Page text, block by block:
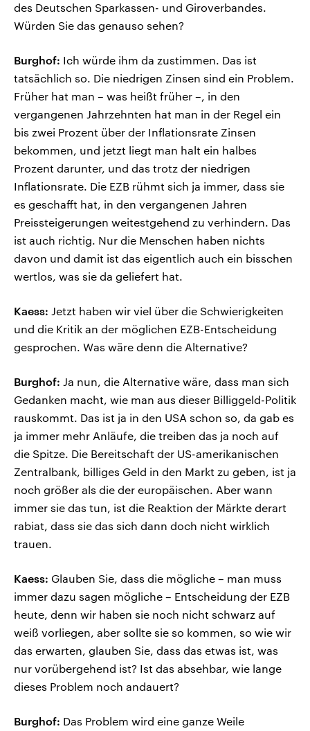
des Deutschen Sparkassen- und Giroverbandes.
Würden Sie das genauso sehen?
Burghof: Ich würde ihm da zustimmen. Das ist
tatsächlich so. Die niedrigen Zinsen sind ein Problem.
Früher hat man – was heißt früher –, in den
vergangenen Jahrzehnten hat man in der Regel ein
bis zwei Prozent über der Inflationsrate Zinsen
bekommen, und jetzt liegt man halt ein halbes
Prozent darunter, und das trotz der niedrigen
Inflationsrate. Die EZB rühmt sich ja immer, dass sie
es geschafft hat, in den vergangenen Jahren
Preissteigerungen weitestgehend zu verhindern. Das
ist auch richtig. Nur die Menschen haben nichts
davon und damit ist das eigentlich auch ein bisschen
wertlos, was sie da geliefert hat.
Kaess: Jetzt haben wir viel über die Schwierigkeiten
und die Kritik an der möglichen EZB-Entscheidung
gesprochen. Was wäre denn die Alternative?
Burghof: Ja nun, die Alternative wäre, dass man sich
Gedanken macht, wie man aus dieser Billiggeld-Politik
rauskommt. Das ist ja in den USA schon so, da gab es
ja immer mehr Anläufe, die treiben das ja noch auf
die Spitze. Die Bereitschaft der US-amerikanischen
Zentralbank, billiges Geld in den Markt zu geben, ist ja
noch größer als die der europäischen. Aber wann
immer sie das tun, ist die Reaktion der Märkte derart
rabiat, dass sie das sich dann doch nicht wirklich
trauen.
Kaess: Glauben Sie, dass die mögliche – man muss
immer dazu sagen mögliche – Entscheidung der EZB
heute, denn wir haben sie noch nicht schwarz auf
weiß vorliegen, aber sollte sie so kommen, so wie wir
das erwarten, glauben Sie, dass das etwas ist, was
nur vorübergehend ist? Ist das absehbar, wie lange
dieses Problem noch andauert?
Burghof: Das Problem wird eine ganze Weile